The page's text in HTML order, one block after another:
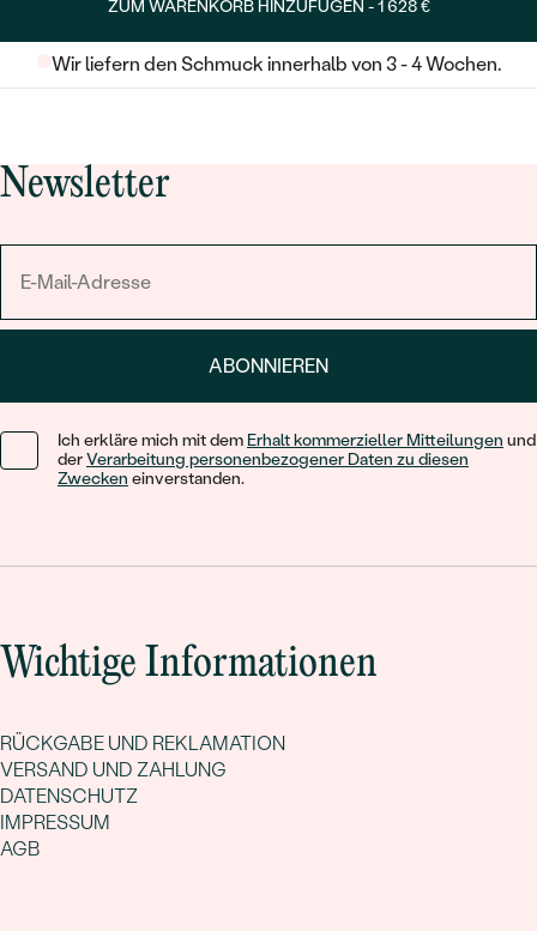
ZUM WARENKORB HINZUFÜGEN -1 628 €
Wir liefern den Schmuck innerhalb von 3 - 4 Wochen.
Newsletter
ABONNIEREN
Ich erkläre mich mit dem Erhalt kommerzieller Mitteilungen und
derVerarbeitung personenbezogener Daten zu diesen
Zwecken einverstanden.
Wichtige Informationen
RÜCKGABE UND REKLAMATION
VERSAND UND ZAHLUNG
DATENSCHUTZ
IMPRESSUM
AGB